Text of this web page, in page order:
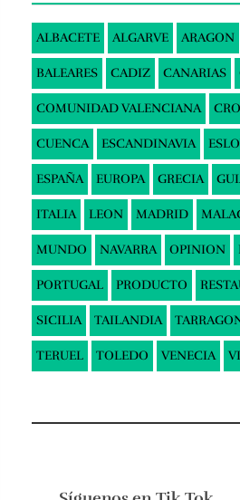
ALBACETE ALGARVE ARAGON
BALEARES CADIZ CANARIAS
COMUNIDAD VALENCIANA
CUENCA ESCANDINAVIA
ESPAÑA EUROPA GRECIA
ITALIA LEON MADRID
MUNDO NAVARRA OPINION
PORTUGAL PRODUCTO
SICILIA TAILANDIA
TERUEL TOLEDO VENECIA